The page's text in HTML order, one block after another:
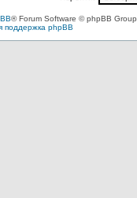
® Forum Software © phpBB Group
поддержка phpBB